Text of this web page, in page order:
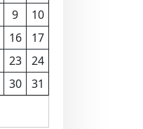
9
10
16
17
23
24
30 31